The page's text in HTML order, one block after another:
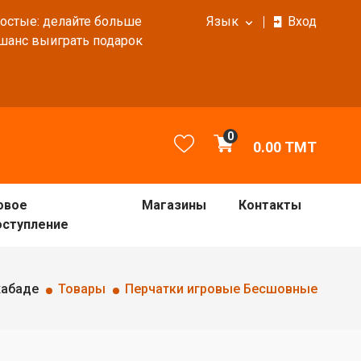
делайте больше
выиграть подарок
Язык Вход
0
0.00 TMT
Магазины Контакты
Товары Перчатки игровые Бесшовные